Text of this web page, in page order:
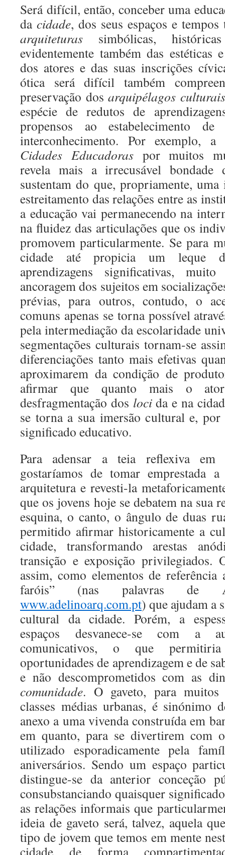
Será difícil, então, conceber uma
da cidade, dos seus espaços e
arquiteturas simbólicas,
evidentemente também das estéticas
dos atores e das suas inscrições
ótica será difícil também
preservação dosarquipélagos culturais
espécie de redutos de
propensos ao estabelecimento
interconhecimento. Por exemplo,
Cidades Educadoraspor muitos
revela mais a irrecusável
sustentam do que, propriamente,
estreitamento das relações entre as
a educação vai permanecendo na
na fluidez das articulações que os
promovem particularmente. Se para
cidade até propicia um leque
aprendizagens significativas,
ancoragem dos sujeitos em
prévias, para outros, contudo, o
comuns apenas se torna possível
pela intermediação da escolaridade
segmentações culturais tornam-se
diferenciações tanto mais efetivas
aproximarem da condição de
afirmar que quanto mais o
desfragmentação dos locida e na
se torna a sua imersão cultural e,
significado educativo.
Para adensar a teia reflexiva em
gostaríamos de tomar emprestada
arquitetura e revesti-la
que os jovens hoje se debatem na sua
esquina, o canto, o ângulo de duas
permitido afirmar historicamente a
cidade, transformando arestas
transição e exposição privilegiados.
assim, como elementos de
faróis” (nas palavras de
www.adelinoarq.com.pt) que ajudam a
cultural da cidade. Porém, a
espaços desvanece-se com a
comunicativos, o que
oportunidades de aprendizagem e de
e não descomprometidos com as
comunidade. O gaveto, para muitos
classes médias urbanas, é sinónimo
anexo a uma vivenda construída em
em quanto, para se divertirem com
utilizado esporadicamente pela
aniversários. Sendo um espaço
distingue-se da anterior conceção
consubstanciando quaisquer
as relações informais que
ideia de gaveto será, talvez, aquela
tipo de jovem que temos em mente
cidade de forma